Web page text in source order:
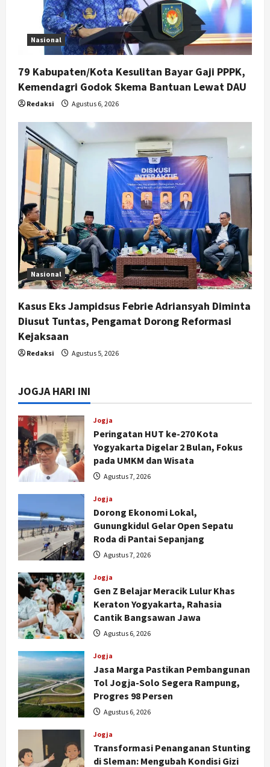
Nasional
79 Kabupaten/Kota Kesulitan Bayar Gaji PPPK,
Kemendagri Godok Skema Bantuan Lewat DAU
Redaksi Agustus 6, 2026
Nasional
Kasus Eks Jampidsus Febrie Adriansyah Diminta
Diusut Tuntas, Pengamat Dorong Reformasi
Kejaksaan
Redaksi Agustus 5, 2026
JOGJA HARI INI
Jogja
Peringatan HUT ke-270 Kota
Yogyakarta Digelar 2 Bulan, Fokus
pada UMKM dan Wisata
Agustus 7, 2026
Jogja
Dorong Ekonomi Lokal,
Gunungkidul Gelar Open Sepatu
Roda di Pantai Sepanjang
Agustus 7, 2026
Jogja
Gen Z Belajar Meracik Lulur Khas
Keraton Yogyakarta, Rahasia
Cantik Bangsawan Jawa
Agustus 6, 2026
Jogja
Jasa Marga Pastikan Pembangunan
Tol Jogja-Solo Segera Rampung,
Progres 98 Persen
Agustus 6, 2026
Jogja
Transformasi Penanganan Stunting
di Sleman: Mengubah Kondisi Gizi